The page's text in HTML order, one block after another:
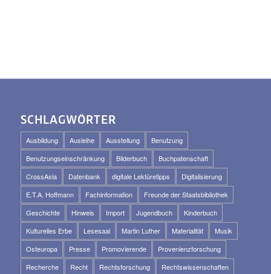
SCHLAGWÖRTER
Ausbildung Ausleihe Ausstellung
Benutzung
Benutzungseinschränkung
Bilderbuch
Buchpatenschaft
CrossAsia
Datenbank digitale Lektüretipps
Digitalisierung
E.T.A. Hoffmann
Fachinformation
Freunde der Staatsbibliothek
Geschichte
Hinweis Import Jugendbuch
Kinderbuch
Kulturelles Erbe
Lesesaal Martin Luther Materialität
Musik
Osteuropa
Presse Promovierende
Provenienzforschung
Recherche
Recht Rechtsforschung
Rechtswissenschaften